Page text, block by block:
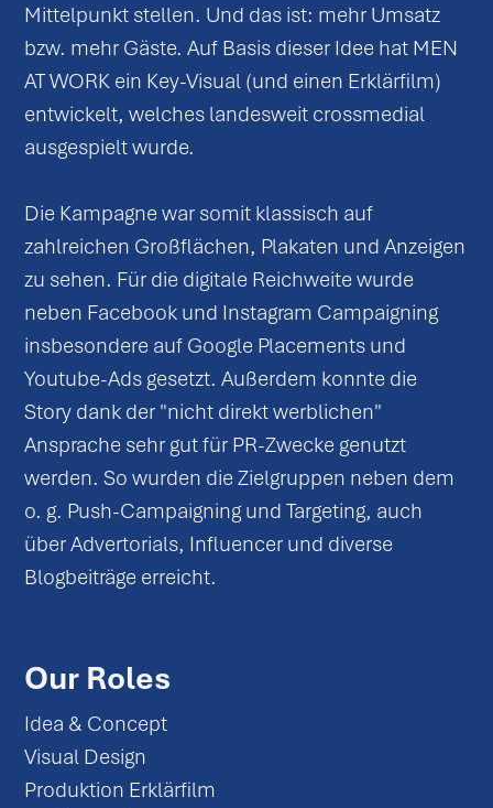
Mittelpunkt stellen. Und das ist: mehr Umsatz
bzw. mehr Gäste. Auf Basis dieser Idee hat MEN
AT WORK ein Key-Visual (und einen Erklärfilm)
entwickelt, welches landesweit crossmedial
ausgespielt wurde.
Die Kampagne war somit klassisch auf
zahlreichen Großflächen, Plakaten und Anzeigen
zu sehen. Für die digitale Reichweite wurde
neben Facebook und Instagram Campaigning
insbesondere auf Google Placements und
Youtube-Ads gesetzt. Außerdem konnte die
Story dank der "nicht direkt werblichen"
Ansprache sehr gut für PR-Zwecke genutzt
werden. So wurden die Zielgruppen neben dem
o. g. Push-Campaigning und Targeting, auch
über Advertorials, Influencer und diverse
Blogbeiträge erreicht.
Our Roles
Idea & Concept
Visual Design
Produktion Erklärfilm